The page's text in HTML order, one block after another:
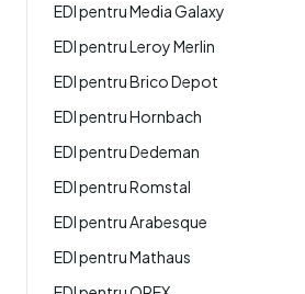
EDI pentru Media Galaxy
EDI pentru Leroy Merlin
EDI pentru Brico Depot
EDI pentru Hornbach
EDI pentru Dedeman
EDI pentru Romstal
EDI pentru Arabesque
EDI pentru Mathaus